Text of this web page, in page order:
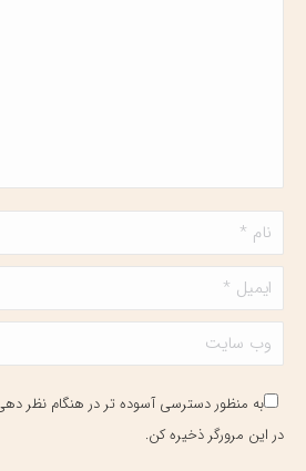
نام *
ایمیل *
وب سایت
به منظور دسترسی آسوده تر در هنگام نظر
در این مرورگر ذخیره کن.